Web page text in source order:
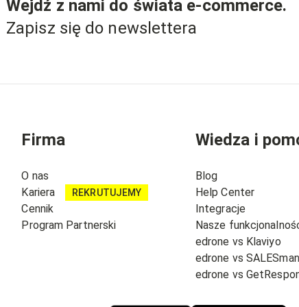
Wejdź z nami do świata e-commerce.
Zapisz się do newslettera
Firma
O nas
Kariera
REKRUTUJEMY
Cennik
Program Partnerski
Wiedza i
Blog
Help Center
Integracje
Nasze
edrone vs Klaviyo
edrone vs
edrone vs